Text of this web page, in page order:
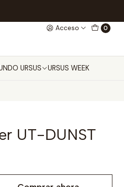
Acceso 0
URSUS URSUS WEEK
UT-DUNST